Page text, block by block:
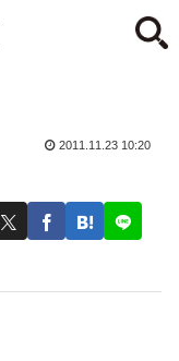
2011.11.23 10:20